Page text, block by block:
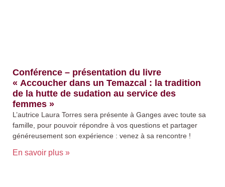
Conférence – présentation du livre
« Accoucher dans un Temazcal : la tradition
de la hutte de sudation au service des
femmes »
L’autrice Laura Torres sera présente à Ganges avec toute sa
famille, pour pouvoir répondre à vos questions et partager
généreusement son expérience : venez à sa rencontre !
En savoir plus »